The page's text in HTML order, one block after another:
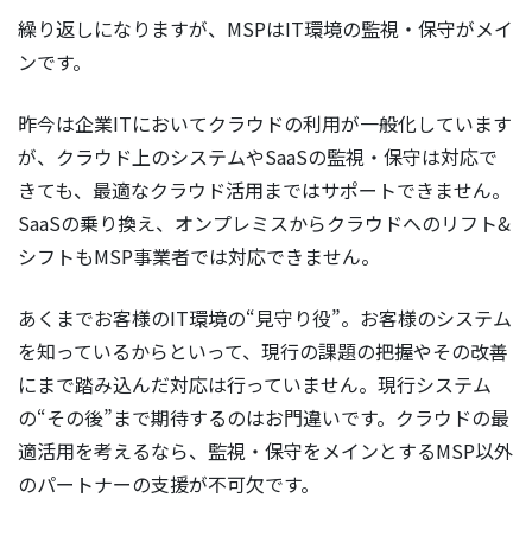
繰り返しになりますが、MSPはIT環境の監視・保守がメイ
ンです。
昨今は企業ITにおいてクラウドの利用が一般化しています
が、クラウド上のシステムやSaaSの監視・保守は対応で
きても、最適なクラウド活用まではサポートできません。
SaaSの乗り換え、オンプレミスからクラウドへのリフト&
シフトもMSP事業者では対応できません。
あくまでお客様のIT環境の“見守り役”。お客様のシステム
を知っているからといって、現行の課題の把握やその改善
にまで踏み込んだ対応は行っていません。現行システム
の“その後”まで期待するのはお門違いです。クラウドの最
適活用を考えるなら、監視・保守をメインとするMSP以外
のパートナーの支援が不可欠です。